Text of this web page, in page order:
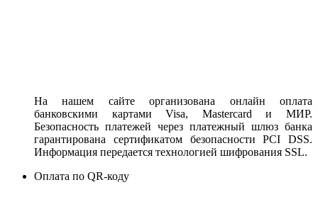
На нашем сайте организована онлайн оплата
банковскими картами Visa, Mastercard и МИР.
Безопасность платежей через платежный шлюз банка
гарантирована сертификатом безопасности PCI DSS.
Информация передается технологией шифрования SSL.
Оплата по QR-коду